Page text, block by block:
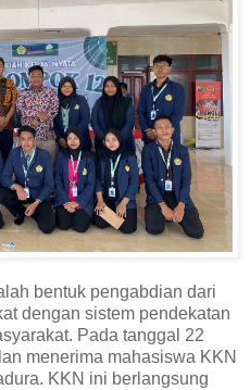
bentuk pengabdian dari
dengan sistem pendekatan
Pada tanggal 22
menerima mahasiswa KKN
KKN ini berlangsung